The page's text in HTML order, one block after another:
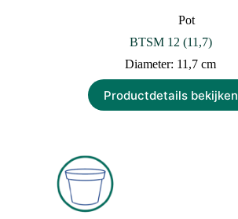
Pot
BTSM 12 (11,7)
Diameter: 11,7 cm
Productdetails bekijken